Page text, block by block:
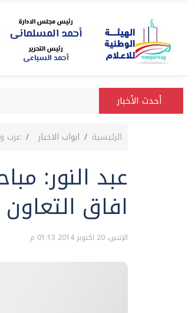
أحدث الأخبار
الرئيسية ابواب الاخبار عرب
عبد النور:
افاق
الإثنين، 20 اكتوبر 2014 01:13 م